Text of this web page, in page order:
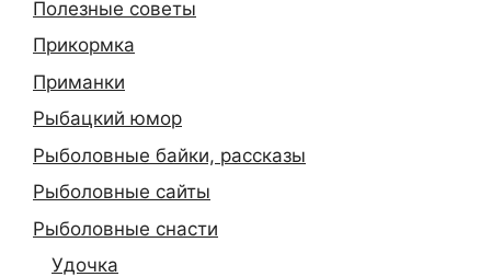
Полезные советы
Прикормка
Приманки
Рыбацкий юмор
Рыболовные байки, рассказы
Рыболовные сайты
Рыболовные снасти
Удочка